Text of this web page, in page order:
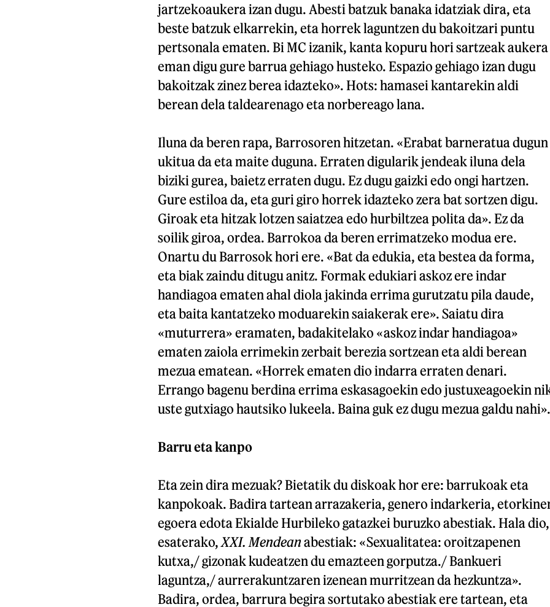
jartzekoaukera izan dugu. Abesti batzuk banaka idatziak dira, eta
beste batzuk elkarrekin, eta horrek laguntzen du bakoitzari puntu
pertsonala ematen. Bi MC izanik, kanta kopuru hori sartzeak aukera
eman digu gure barrua gehiago husteko. Espazio gehiago izan dugu
bakoitzak zinez berea idazteko». Hots: hamasei kantarekin aldi
berean dela taldearenago eta norbereago lana.
Iluna da beren rapa, Barrosoren hitzetan. «Erabat barneratua dugun
ukitua da eta maite duguna. Erraten digularik jendeak iluna dela
biziki gurea, baietz erraten dugu. Ez dugu gaizki edo ongi hartzen.
Gure estiloa da, eta guri giro horrek idazteko zera bat sortzen digu.
Giroak eta hitzak lotzen saiatzea edo hurbiltzea polita da». Ez da
soilik giroa, ordea. Barrokoa da beren errimatzeko modua ere.
Onartu du Barrosok hori ere. «Bat da edukia, eta bestea da forma,
eta biak zaindu ditugu anitz. Formak edukiari askoz ere indar
handiagoa ematen ahal diola jakinda errima gurutzatu pila daude,
eta baita kantatzeko moduarekin saiakerak ere». Saiatu dira
«muturrera» eramaten, badakitelako «askoz indar handiagoa»
ematen zaiola errimekin zerbait berezia sortzean eta aldi berean
mezua ematean. «Horrek ematen dio indarra erraten denari.
Errango bagenu berdina errima eskasagoekin edo justuxeagoekin
uste gutxiago hautsiko lukeela. Baina guk ez dugu mezua galdu nahi».
Barru eta kanpo
Eta zein dira mezuak? Bietatik du diskoak hor ere: barrukoak eta
kanpokoak. Badira tartean arrazakeria, genero indarkeria,
egoera edota Ekialde Hurbileko gatazkei buruzko abestiak. Hala dio,
esaterako, XXI. Mendeanabestiak: «Sexualitatea: oroitzapenen
kutxa,/ gizonak kudeatzen du emazteen gorputza./ Bankueri
laguntza,/ aurrerakuntzaren izenean murritzean da hezkuntza».
Badira, ordea, barrura begira sortutako abestiak ere tartean, eta